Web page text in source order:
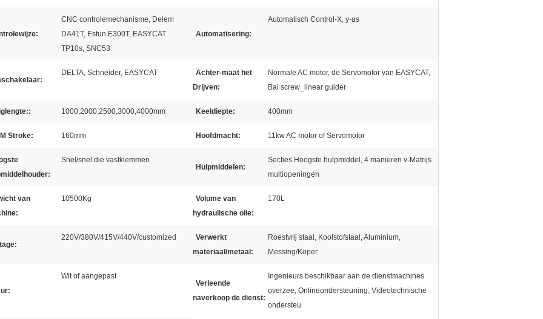
CNC controlemechanisme, Delem
DA41T, Estun E300T, EASYCAT
TP10s, SNC53
Automatisering:
Automatisch Control-X, y-as
DELTA, Schneider, EASYCAT
Achter-maat het
Drijven:
Normale AC motor, de Servomotor van EASYCAT,
Bal screw_linear guider
1000,2000,2500,3000,4000mm Keeldiepte: 400mm
Stroke: 160mm Hoofdmacht: 11kw AC motor of Servomotor
Snel/snel die vastklemmen
Hulpmiddelen:
Secties Hoogste hulpmiddel, 4 manieren v-Matrijs
multiopeningen
van
10500Kg
Volume van
hydraulische olie:
170L
220V/380V/415V/440V/customized
Verwerkt
materiaal/metaal:
Roestvrij staal, Koolstofstaal, Aluminium,
Messing/Koper
Wit of aangepast
Verleende
naverkoop de dienst:
Ingenieurs beschikbaar aan de dienstmachines
overzee, Onlineondersteuning, Videotechnische
ondersteu